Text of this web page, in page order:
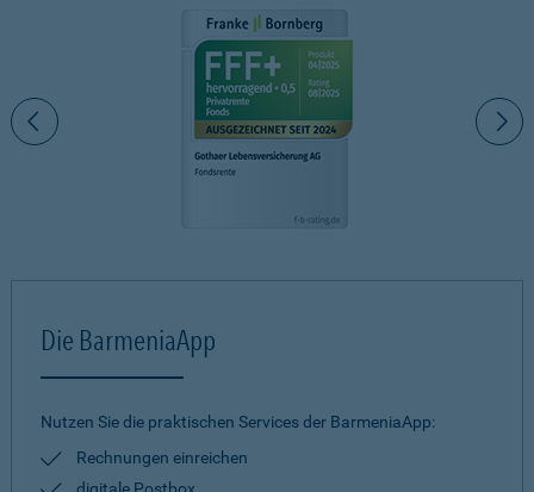
Die BarmeniaApp
Nutzen Sie die praktischen Services der BarmeniaApp:
Rechnungen einreichen